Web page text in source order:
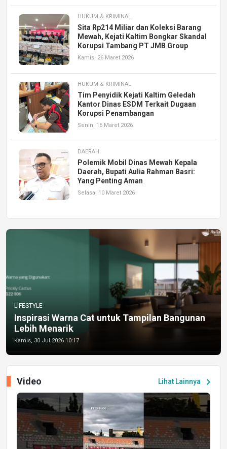
HUKUM & KRIMINAL
Sita Rp214 Miliar dan Koleksi Barang
Mewah, Kejati Kaltim Bongkar Skandal
Korupsi Tambang PT JMB Group
Kamis, 26 Maret 2026
HUKUM & KRIMINAL
Tim Penyidik Kejati Kaltim Geledah
Kantor Dinas ESDM Terkait Dugaan
Korupsi Penambangan
Senin, 16 Maret 2026
DAERAH
Polemik Mobil Dinas Mewah Kepala
Daerah, Bupati Aulia Rahman Basri:
Yang Penting Aman
Selasa, 10 Maret 2026
LIFESTYLE
Inspirasi Warna Cat untuk Tampilan Bangunan
Lebih Menarik
Kamis, 30 Jul 2026 10:17
Lihat Lainnya chevron_right
Video